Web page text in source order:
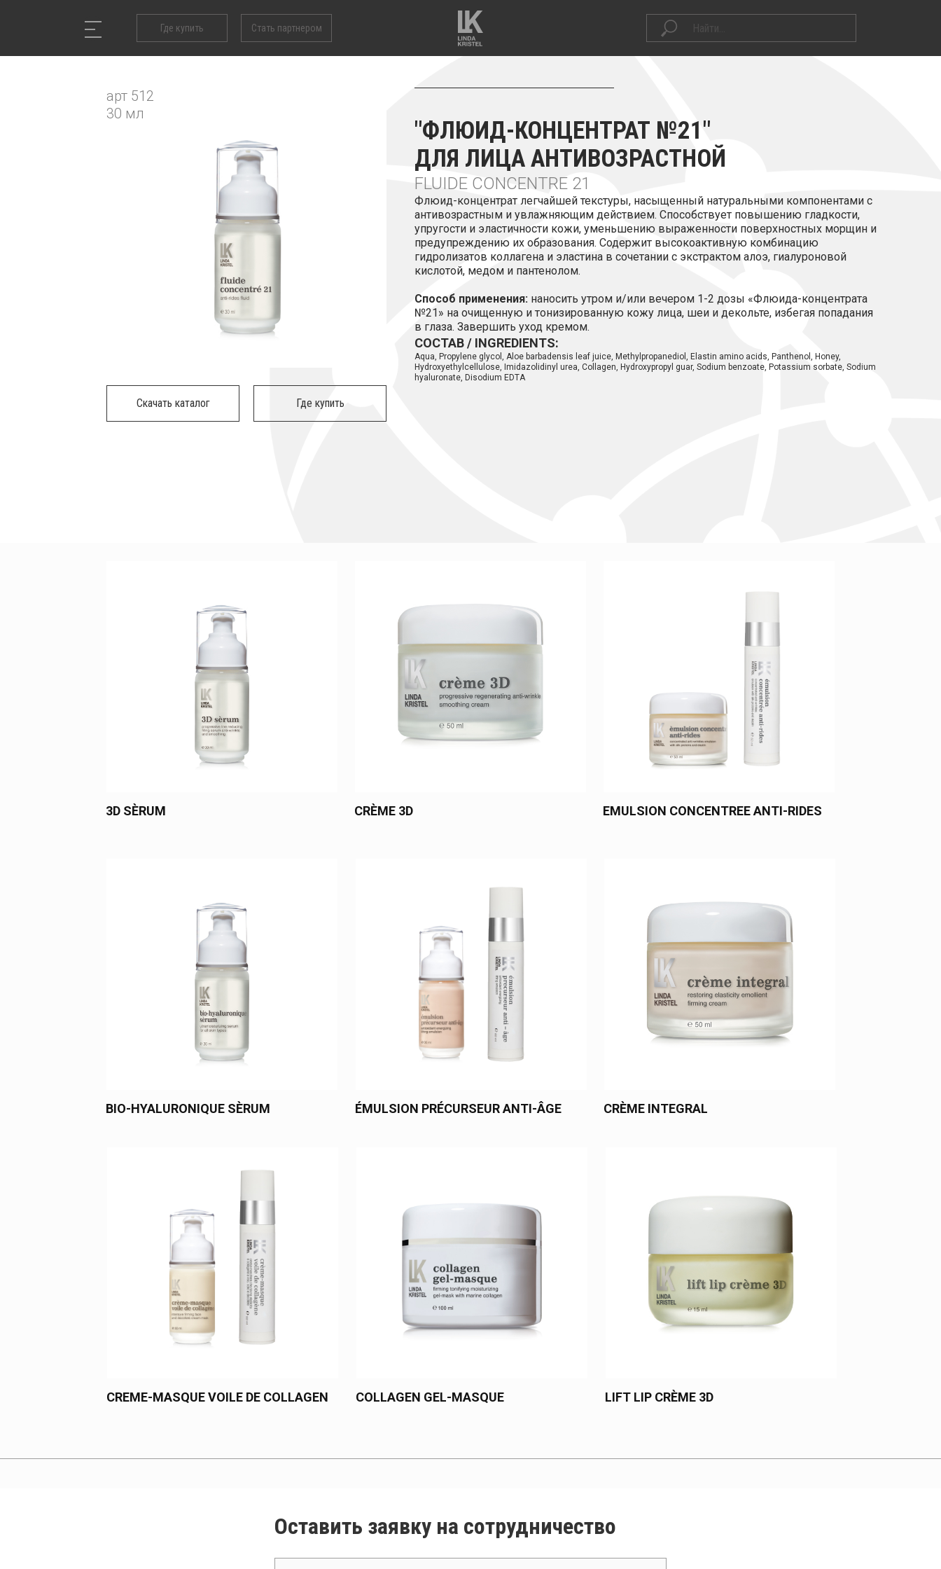
Стать партнером
Где купить
Где купить
Скачать каталог
арт 512
30 мл
"ФЛЮИД-КОНЦЕНТРАТ №21"
ДЛЯ ЛИЦА АНТИВОЗРАСТНОЙ
FLUIDE CONCENTRE 21
Флюид-концентрат легчайшей текстуры, насыщенный натуральными компонентами с
антивозрастным и увлажняющим действием. Способствует повышению гладкости,
упругости и эластичности кожи, уменьшению выраженности поверхностных морщин и
предупреждению их образования. Содержит высокоактивную комбинацию
гидролизатов коллагена и эластина в сочетании с экстрактом алоэ, гиалуроновой
кислотой, медом и пантенолом.
Способ применения: наносить утром и/или вечером 1-2 дозы «Флюида-концентрата
№21» на очищенную и тонизированную кожу лица, шеи и декольте, избегая попадания
в глаза. Завершить уход кремом.
СОСТАВ / INGREDIENTS:
Aqua, Propylene glycol, Aloe barbadensis leaf juice, Methylpropanediol, Elastin amino acids, Panthenol, Honey,
Hydroxyethylcellulose, Imidazolidinyl urea, Collagen, Hydroxypropyl guar, Sodium benzoate, Potassium sorbate, Sodium
hyaluronate, Disodium EDTA
CRÈME 3D
3D SÈRUM
BIO-HYALURONIQUE SÈRUM CRÈME INTEGRAL
ÉMULSION PRÉCURSEUR ANTI-ÂGE
EMULSION CONCENTREE ANTI-RIDES
CREME-MASQUE VOILE DE COLLAGEN COLLAGEN GEL-MASQUE LIFT LIP CRÈME 3D
Оставить заявку на сотрудничество